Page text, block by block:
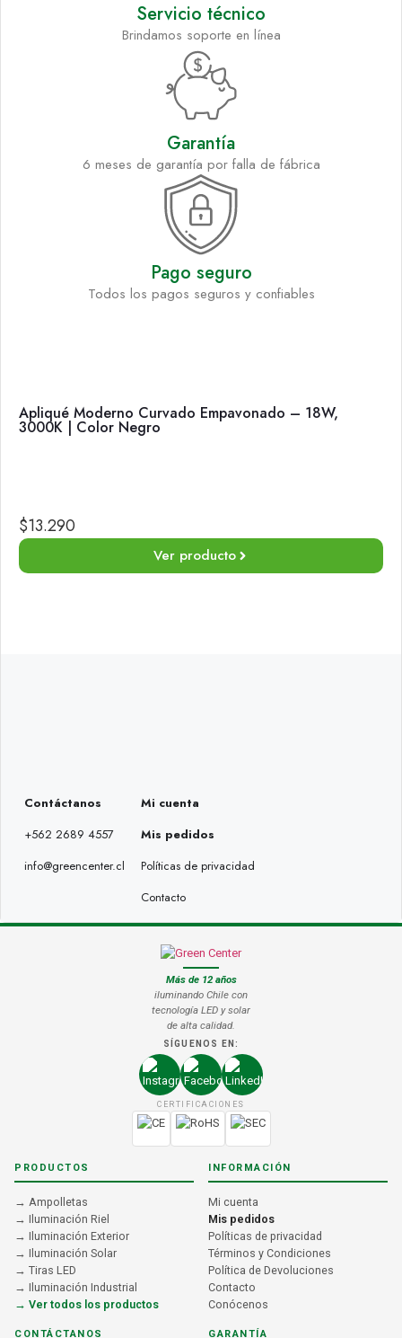
Servicio técnico
Brindamos soporte en línea
Garantía
6 meses de garantía por falla de fábrica
Pago seguro
Todos los pagos seguros y confiables
Apliqué Moderno Curvado Empavonado – 18W,
3000K | Color Negro
$13.290
Ver producto
Contáctanos
+562 2689 4557
info@greencenter.cl
Mi cuenta
Mis pedidos
Políticas de privacidad
Contacto
Más de 12 años
iluminando Chile con
tecnología LED y solar
de alta calidad.
SÍGUENOS EN:
CERTIFICACIONES
PRODUCTOS
→ Ampolletas
→ Iluminación Riel
→ Iluminación Exterior
→ Iluminación Solar
→ Tiras LED
→ Iluminación Industrial
→ Ver todos los productos
INFORMACIÓN
Mi cuenta
Mis pedidos
Políticas de privacidad
Términos y Condiciones
Política de Devoluciones
Contacto
Conócenos
CONTÁCTANOS GARANTÍA